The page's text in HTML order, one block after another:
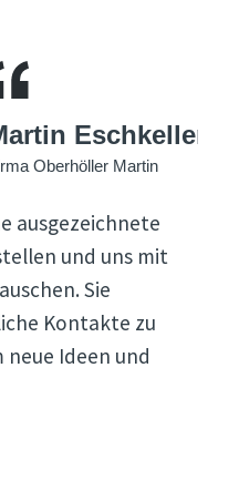
Eschkeller
Oberhöller Martin
ausgezeichnete
und uns mit
Sie
Kontakte zu
neue Ideen und